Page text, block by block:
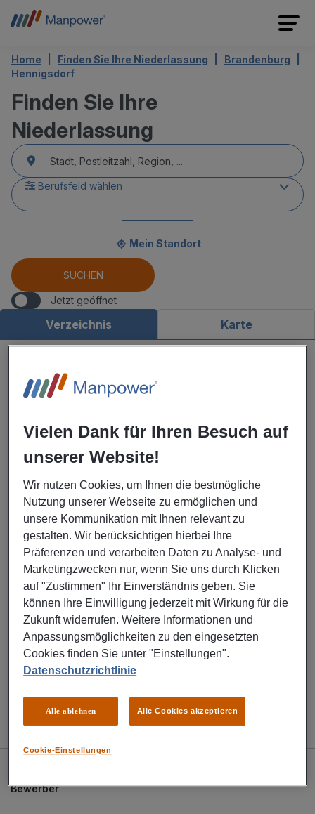
Home Finden Sie Ihre Niederlassung
Brandenburg
Hennigsdorf
Finden Sie Ihre
Niederlassung
accessibility.searchform.label.searchform
accessibility.searchform.label.searchinput
Berufsfeld wählen
Mein Standort
accessibility.searchform.autocomplete_status
accessibility.searchform.autocomplete_status
SUCHEN
Jetzt geöffnet
Verzeichnis Karte
Manpower Hennigsdorf
4,6 47 Rezension
MEHR INFOS
MEHR ANZEIGEN
Unsere weiteren Standorte
Bundesländer
Städte
ALLE STANDORTE
Bewerber
Vielen Dank für Ihren Besuch auf
unserer Website!
Wir nutzen Cookies, um Ihnen die bestmögliche
Nutzung unserer Webseite zu ermöglichen und
unsere Kommunikation mit Ihnen relevant zu
gestalten. Wir berücksichtigen hierbei Ihre
Präferenzen und verarbeiten Daten zu Analyse- und
Marketingzwecken nur, wenn Sie uns durch Klicken
auf "Zustimmen" Ihr Einverständnis geben. Sie
können Ihre Einwilligung jederzeit mit Wirkung für die
Zukunft widerrufen. Weitere Informationen und
Anpassungsmöglichkeiten zu den eingesetzten
Cookies finden Sie unter "Einstellungen".
Datenschutzrichtlinie
Cookie-Einstellungen
Alle ablehnen Alle Cookies akzeptieren